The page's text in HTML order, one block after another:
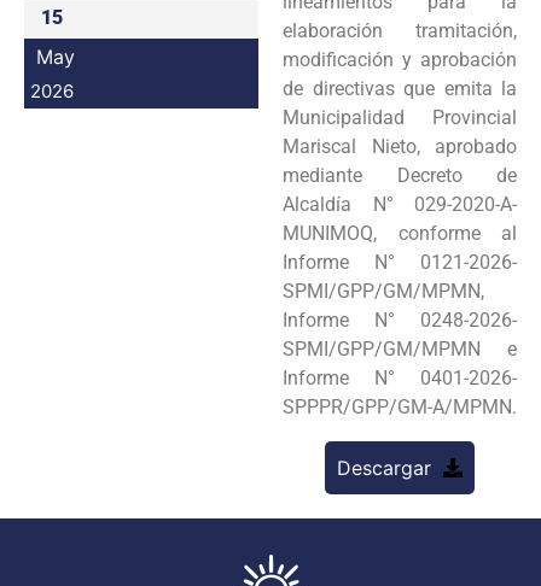
15
May
2026
elaboración tramitación,
modificación y aprobación
de directivas que emita la
Municipalidad Provincial
Mariscal Nieto, aprobado
mediante Decreto de
Alcaldía N° 029-2020-A-
MUNIMOQ, conforme al
Informe N° 0121-2026-
SPMI/GPP/GM/MPMN,
Informe N° 0248-2026-
SPMI/GPP/GM/MPMN e
Informe N° 0401-2026-
SPPPR/GPP/GM-A/MPMN.
Descargar